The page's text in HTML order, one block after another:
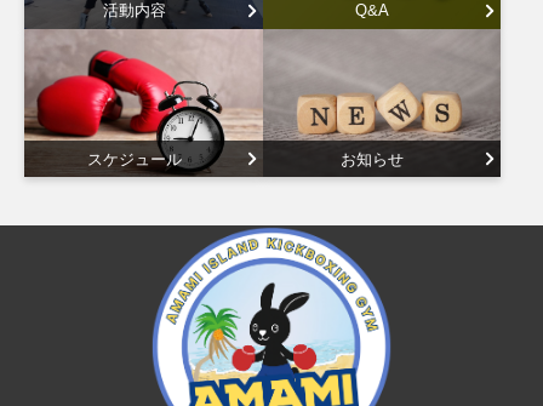
活動内容 Q&A
スケジュール お知らせ